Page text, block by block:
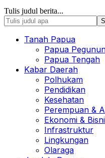
Tulis judul berita...
Tanah Papua
Papua
Papua Tengah
Kabar Daerah
Polhukam
Pendidikan
Kesehatan
Perempuan &
Ekonomi &
Infrastruktur
Lingkungan
Olaraga